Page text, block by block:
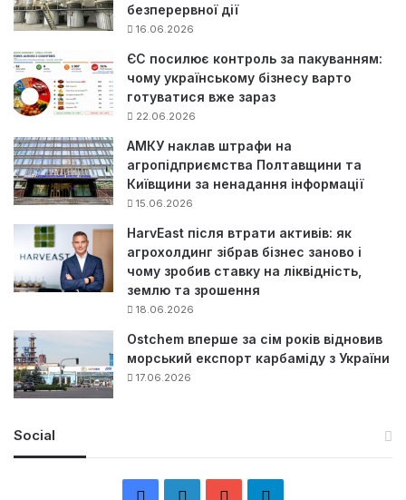
безперервної дії
16.06.2026
ЄС посилює контроль за пакуванням:
чому українському бізнесу варто
готуватися вже зараз
22.06.2026
АМКУ наклав штрафи на
агропідприємства Полтавщини та
Київщини за ненадання інформації
15.06.2026
HarvEast після втрати активів: як
агрохолдинг зібрав бізнес заново і
чому зробив ставку на ліквідність,
землю та зрошення
18.06.2026
Ostchem вперше за сім років відновив
морський експорт карбаміду з України
17.06.2026
Social